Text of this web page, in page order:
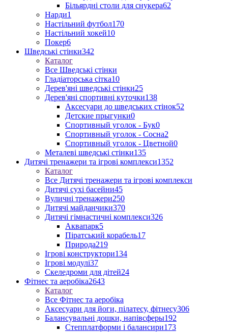
Більярдні столи для снукера62
Нарди1
Настільний футбол170
Настільний хокей10
Покер6
Шведські стінки342
Каталог
Все Шведські стінки
Гладіаторська сітка10
Дерев'яні шведські стінки25
Дерев'яні спортивні куточки138
Аксесуари до шведських стінок52
Детские прыгунки0
Спортивный уголок - Бук0
Спортивный уголок - Сосна2
Спортивный уголок - Цветной0
Металеві шведські стінки135
Дитячі тренажери та ігрові комплекси1352
Каталог
Все Дитячі тренажери та ігрові комплекси
Дитячі сухі басейни45
Вуличні тренажери250
Дитячі майданчики370
Дитячі гімнастичні комплекси326
Аквапарк5
Піратський корабель17
Природа219
Ігрові конструктори134
Ігрові модулі37
Скеледроми для дітей24
Фітнес та аеробіка2643
Каталог
Все Фітнес та аеробіка
Аксесуари для йоги, пілатесу, фітнесу306
Балансувальні дошки, напівсферы192
Степплатформи і балансири173